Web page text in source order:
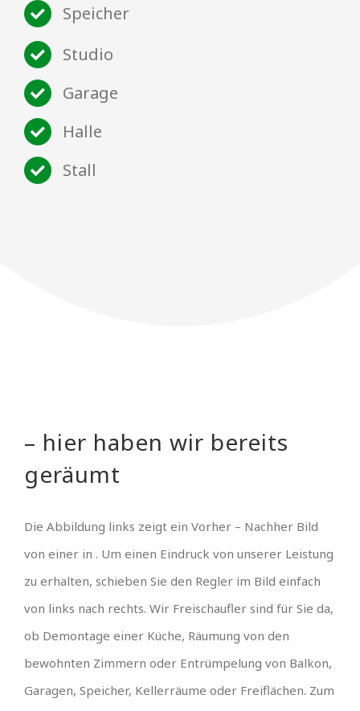
Speicher
Studio
Garage
Halle
Stall
– hier haben wir bereits
geräumt
Die Abbildung links zeigt ein Vorher – Nachher Bild
von einer in . Um einen Eindruck von unserer Leistung
zu erhalten, schieben Sie den Regler im Bild einfach
von links nach rechts. Wir Freischaufler sind für Sie da,
ob Demontage einer Küche, Räumung von den
bewohnten Zimmern oder Entrümpelung von Balkon,
Garagen, Speicher, Kellerräume oder Freiflächen. Zum